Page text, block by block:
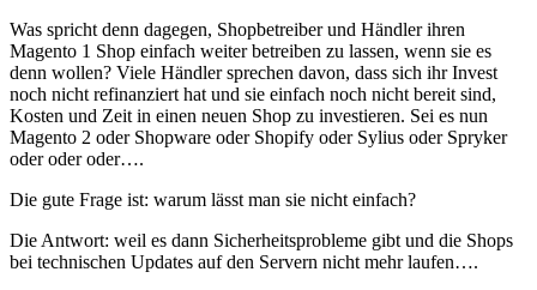
Was spricht denn dagegen, Shopbetreiber und Händler ihren
Magento 1 Shop einfach weiter betreiben zu lassen, wenn sie es
denn wollen? Viele Händler sprechen davon, dass sich ihr Invest
noch nicht refinanziert hat und sie einfach noch nicht bereit sind,
Kosten und Zeit in einen neuen Shop zu investieren. Sei es nun
Magento 2 oder Shopware oder Shopify oder Sylius oder Spryker
oder oder oder….
Die gute Frage ist: warum lässt man sie nicht einfach?
Die Antwort: weil es dann Sicherheitsprobleme gibt und die Shops
bei technischen Updates auf den Servern nicht mehr laufen….